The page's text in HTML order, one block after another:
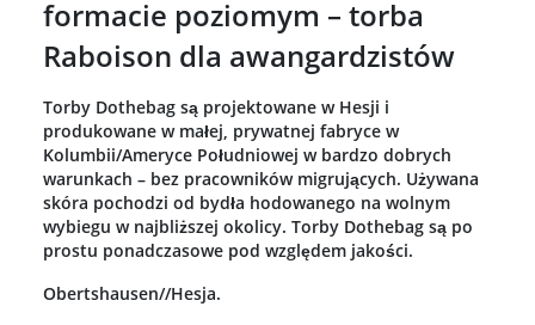
formacie poziomym – torba
Raboison dla awangardzistów
Torby Dothebag są projektowane w Hesji i
produkowane w małej, prywatnej fabryce w
Kolumbii/Ameryce Południowej w bardzo dobrych
warunkach – bez pracowników migrujących. Używana
skóra pochodzi od bydła hodowanego na wolnym
wybiegu w najbliższej okolicy. Torby Dothebag są po
prostu ponadczasowe pod względem jakości.
Obertshausen//Hesja.